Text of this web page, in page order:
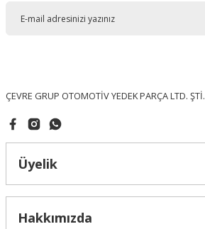
ÇEVRE GRUP OTOMOTİV YEDEK PARÇA LTD. ŞTİ.
Üyelik
Hakkımızda